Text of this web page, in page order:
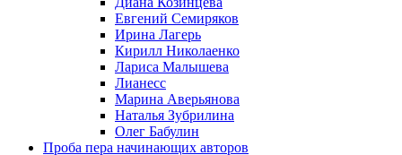
Евгений Семиряков
Ирина Лагерь
Кирилл Николаенко
Лариса Малышева
Лианесс
Марина Аверьянова
Наталья Зубрилина
Олег Бабулин
Проба пера начинающих авторов